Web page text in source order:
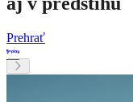
Prehrať